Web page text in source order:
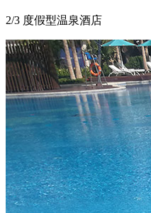
2/3 度假型温泉酒店